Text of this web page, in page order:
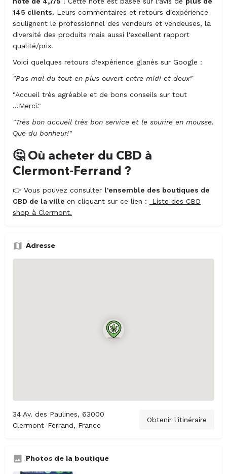
145 clients. Leurs commentaires et retours d'expérience
soulignent le professionnel des vendeurs et vendeuses, la
diversité des produits mais aussi l'excellent rapport
qualité/prix.
Voici quelques retours d'expérience glanés sur Google :
"Pas mal du tout en plus ouvert entre midi et deux"
"Accueil très agréable et de bons conseils sur tout
...Merci."
"Très bon accueil très bon service et le sourire en mousse.
Que du bonheur!"
🤔Où acheter du CBD à
Clermont-Ferrand ?
👉 Vous pouvez consulter l'ensemble des boutiques de
CBD de la ville en cliquant sur ce lien :
Liste des CBD
shop à Clermont.
Adresse
34 Av. des Paulines, 63000
Clermont-Ferrand, France
Obtenir l'itinéraire
Photos de la boutique